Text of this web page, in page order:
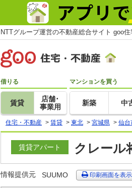
NTTグループ運営の不動産総合サイト goo
借りる
賃貸
店舗･
事業用
マンションを買う
新築 中
住宅・不動産 > 賃貸 > 東北 > 宮城県 > 仙台
賃貸アパート クレール
情報提供元 SUUMO 印刷画面を表示